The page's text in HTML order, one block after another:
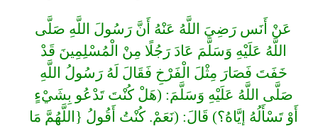
عَنْ أَنَس رَضِيَ اللَّهُ عَنْهُ أَنَّ رَسُولَ اللَّهِ صَلَّى
اللَّهُ عَلَيْهِ وَسَلَّمَ عَادَ رَجُلًا مِنْ الْمُسْلِمِينَ قَدْ
خَفَتَ فَصَارَ مِثْلَ الْفَرْخِ فَقَالَ لَهُ رَسُولُ اللَّهِ
صَلَّى اللَّهُ عَلَيْهِ وَسَلَّمَ: (هَلْ كُنْتَ تَدْعُو بِشَيْءٍ
أَوْ تَسْأَلُهُ إِيَّاهُ؟) قَالَ: (نَعَمْ. كُنْتُ أَقُولُ {اللَّهُمَّ مَا